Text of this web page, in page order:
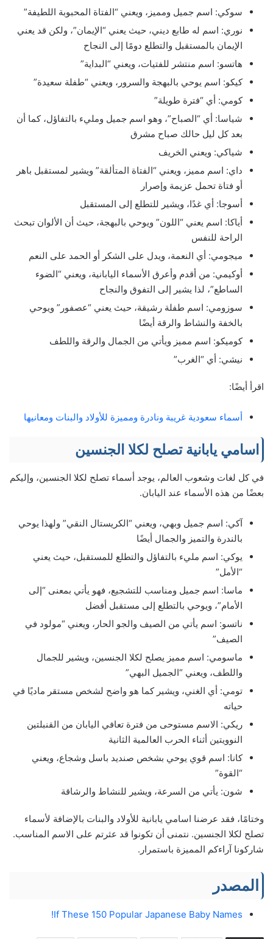
سوكي: اسم جميل ومميز، ويعني “الفتاة المحبوبة اللطيفة”
نوري: اسم له طابع ديني، حيث يعني “الإيمان”، ولكن قد يعني
الإيمان بالمستقبل والتطلع دومًا إلى النجاح
هاتسو: اسم منتشر للفتيات، ويعني “البداية”
كيكو: اسم يوحي بالبهجة والسرور، ويعني “طفلة سعيدة”
كومي: أي “فترة طويلة”
شياسا: أي “الصباح”، وهو اسم جميل ومليء بالتفاؤل، كما أن
بعد كل ليل حالك صباح مشرق
شياكي: ويعني الخريف
داي: اسم مميز، ويعني “الفتاة المتألقة” ويشير لمستقبل باهر
أو فتاة تحمل عزيمة وإصرار
أسوجا: أي غدًا، ويشير للتطلع إلى المستقبل
أياكا: اسم يعني “اللون” ويوحي بالبهجة، حيث أن الألوان تبحث
الراحة للنفس
ميجومي: أي النعمة، ويدل على الشكر أو الحمد على النعم
أوكيمي: من أقدم وأعرق الأسماء اليابانية، ويعني “الضوء
الساطع”، لذا يشير إلى التفوق والنجاح
سوزومي: اسم طفلة رشيقة، حيث يعني “عصفور” ويوحي
بالخفة والنشاط والرقة أيضًا
كوميكو: اسم مميز ويأتي من الجمال والرقة واللطف
نيشي: أي “الغرب”
اقرأ أيضًا:
أسماء سعودية غريبة ونادرة ومميزة للأولاد والبنات ومعانيها
اسامي يابانية تصلح لكلا الجنسين
في كل لغات وشعوب العالم، يوجد أسماء تصلح لكلا الجنسين، وإليكم
بعضًا من هذه الأسماء عند اليابان.
آكي: اسم جميل وبهي، ويعني “الكريستال النقي” ولهذا يوحي
بالندرة والتميز والجمال أيضًا
يوكي: اسم مليء بالتفاؤل والتطلع للمستقبل، حيث يعني
“الأمل”
ماسا: اسم جميل ومناسب للتشجيع، فهو يأتي بمعنى “إلى
الأمام”، ويوحي بالتطلع إلى مستقبل أفضل
ناتسو: اسم يأتي من الصيف والجو الحار، ويعني “مولود في
الصيف”
ماسومي: اسم مميز يصلح لكلا الجنسين، ويشير للجمال
واللطف، ويعني “الجميل البهي”
تومي: أي الغني، ويشير كما هو واضح لشخص مستقر ماديًا في
حياته
ريكي: الاسم مستوحى من فترة تعافي اليابان من القنبلتين
النوويتين أثناء الحرب العالمية الثانية
كانا: اسم قوي يوحي بشخص صنديد باسل وشجاع، ويعني
“القوة”
شون: يأتي من السرعة، ويشير للنشاط والرشاقة
وختامًا، فقد عرضنا اسامي يابانية للأولاد والبنات بالإضافة لأسماء
تصلح لكلا الجنسين. نتمنى أن تكونوا قد عثرتم على الاسم المناسب.
شاركونا آراءكم المميزة باستمرار.
المصدر
If These 150 Popular Japanese Baby Names!